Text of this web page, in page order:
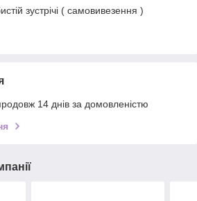
зустрічі ( самовивезення )
14 днів за домовленістю